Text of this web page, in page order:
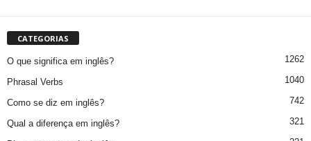
CATEGORIAS
O que significa em inglês? 1262
Phrasal Verbs 1040
Como se diz em inglês? 742
Qual a diferença em inglês? 321